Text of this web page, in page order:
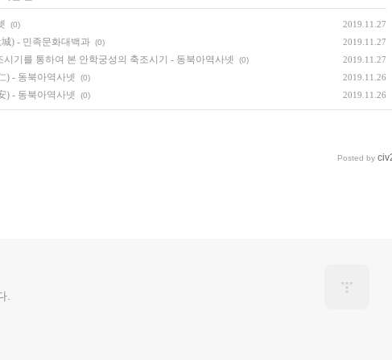
(0) 2019.11.27
) - 민족문화대백과 (0) 2019.11.27
기를 통하여 본 안학궁성의 축조시기 - 동북아역사넷 (0) 2019.11.27
) - 동북아역사넷 (0) 2019.11.26
) - 동북아역사넷 (0) 2019.11.26
Posted by
.